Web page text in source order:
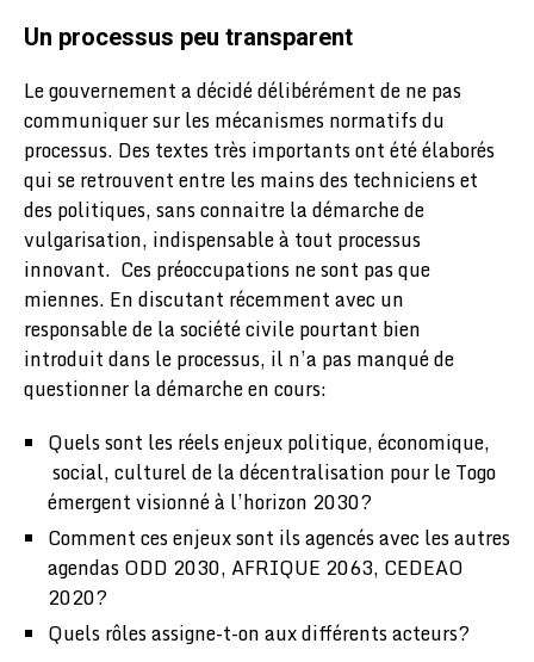
Un processus peu transparent
Le gouvernement a décidé délibérément de ne pas
communiquer sur les mécanismes normatifs du
processus. Des textes très importants ont été élaborés
qui se retrouvent entre les mains des techniciens et
des politiques, sans connaitre la démarche de
vulgarisation, indispensable à tout processus
innovant. Ces préoccupations ne sont pas que
miennes. En discutant récemment avec un
responsable de la société civile pourtant bien
introduit dans le processus, il n’a pas manqué de
questionner la démarche en cours:
Quels sont les réels enjeux politique, économique,
social, culturel de la décentralisation pour le Togo
émergent visionné à l’horizon 2030?
Comment ces enjeux sont ils agencés avec les autres
agendas ODD 2030, AFRIQUE 2063, CEDEAO
2020?
Quels rôles assigne-t-on aux différents acteurs?